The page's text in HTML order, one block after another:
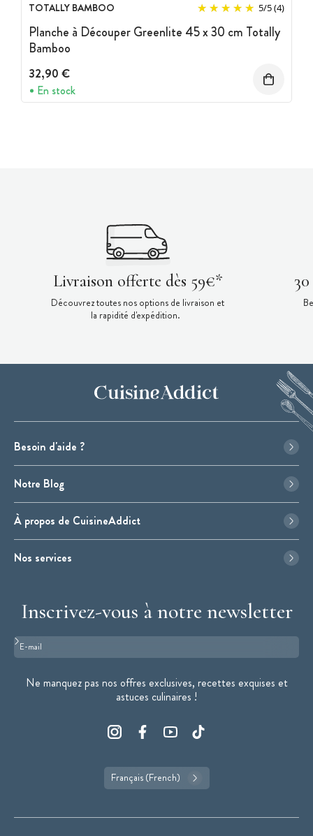
TOTALLY BAMBOO 5/5(4)
Planche à Découper Greenlite 45 x 30 cm Totally
Bamboo
32,90 €
En stock
Livraison offerte dès 59€*
Découvrez toutes nos options de livraison et
la rapidité d'expédition.
Besoin d'aide ?
Notre Blog
À propos de CuisineAddict
Nos services
Inscrivez-vous à notre newsletter
Format : adresse@email.com
Ne manquez pas nos offres exclusives, recettes exquises et
astuces culinaires !
Français (French)